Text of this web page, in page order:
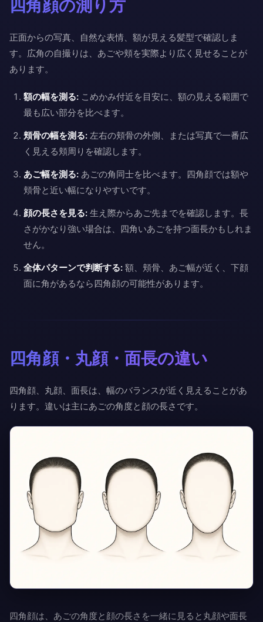
四角顔の測り方
正面からの写真、自然な表情、額が見える髪型で確認しま
す。広角の自撮りは、あごや頬を実際より広く見せることが
あります。
額の幅を測る: こめかみ付近を目安に、額の見える範囲で
最も広い部分を比べます。
頬骨の幅を測る: 左右の頬骨の外側、または写真で一番広
く見える頬周りを確認します。
あご幅を測る: あごの角同士を比べます。四角顔では額や
頬骨と近い幅になりやすいです。
顔の長さを見る: 生え際からあご先までを確認します。長
さがかなり強い場合は、四角いあごを持つ面長かもしれま
せん。
全体パターンで判断する: 額、頬骨、あご幅が近く、下顔
面に角があるなら四角顔の可能性があります。
四角顔・丸顔・面長の違い
四角顔、丸顔、面長は、幅のバランスが近く見えることがあ
ります。違いは主にあごの角度と顔の長さです。
四角顔は、あごの角度と顔の長さを一緒に見ると丸顔や面長